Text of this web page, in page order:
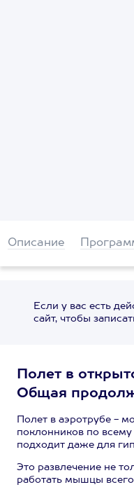
Описание
Если у вас есть
сайт, чтобы
Полет в
Общая
Полет в аэротрубе -
поклонников по
подходит даже для
Это развлечение не
работать мышцы